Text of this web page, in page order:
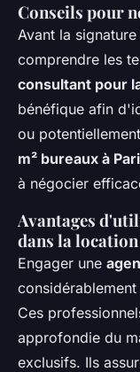
Conseils pour
Avant la
comprendre les
consultant pour
bénéfique afin
ou
m² bureaux à
à négocier
Avantages
dans la
Engager une
Ces
approfondie du
exclusifs. Ils